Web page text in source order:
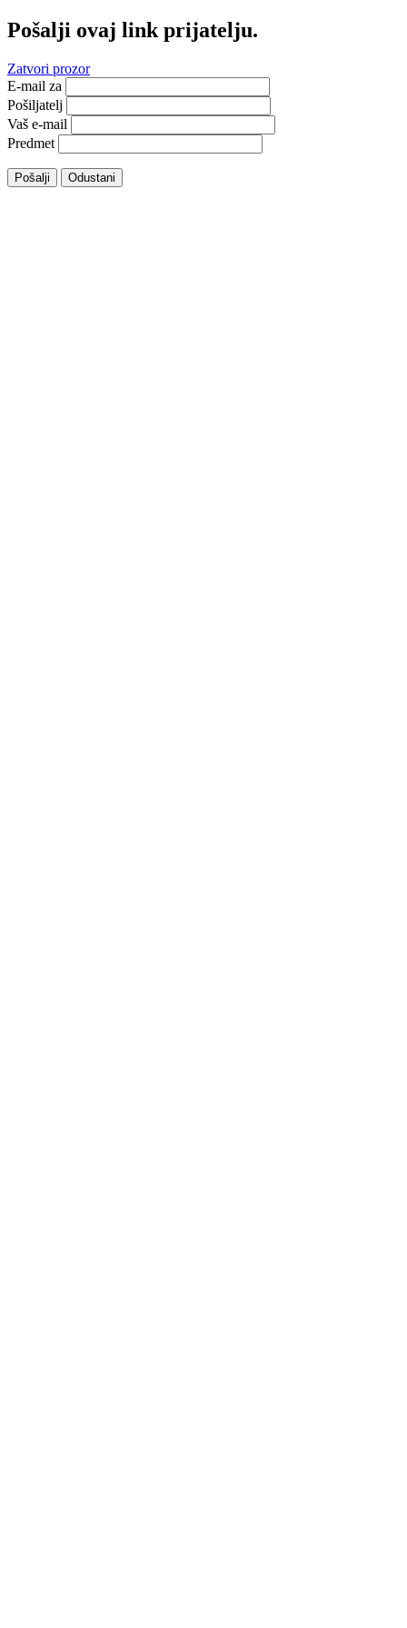
Pošalji ovaj link prijatelju.
Zatvori prozor
E-mail za
Pošiljatelj
Vaš e-mail
Predmet
Pošalji Odustani